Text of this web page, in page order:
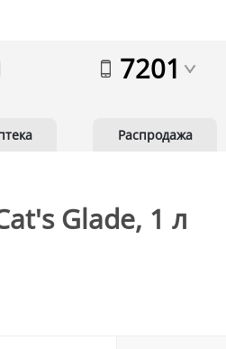
7201
Распродажа
Glade, 1 л